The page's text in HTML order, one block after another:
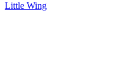
Little Wing